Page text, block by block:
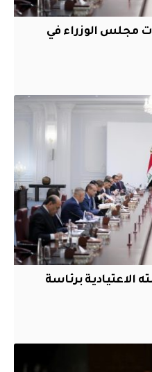
مجلس الوزراء في
الاعتيادية برئاسة